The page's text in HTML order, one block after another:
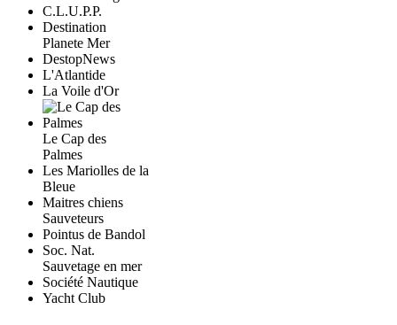
C.L.U.P.P.
Destination
Planete Mer
DestopNews
L'Atlantide
La Voile d'Or
Le Cap des
Palmes
Les Mariolles de la
Bleue
Maitres chiens
Sauveteurs
Pointus de Bandol
Soc. Nat.
Sauvetage en mer
Société Nautique
Yacht Club